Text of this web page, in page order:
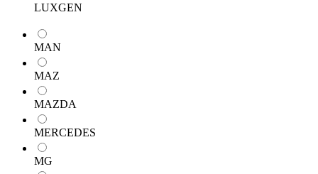
LUXGEN
MAN
MAZ
MAZDA
MERCEDES
MG